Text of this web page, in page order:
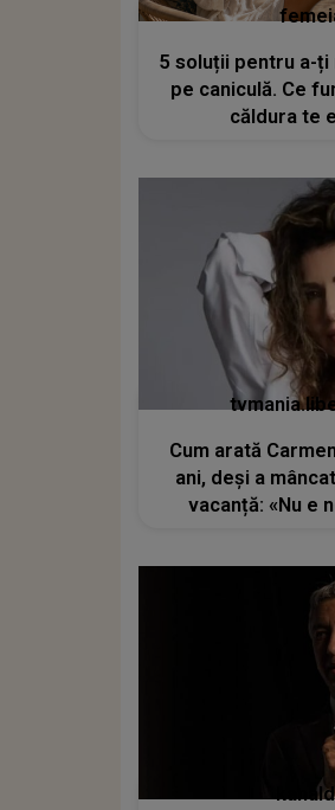
5 soluții pentru a-
pe caniculă. Ce
căldura te
Cum arată
ani, deși a
vacanță: «Nu e